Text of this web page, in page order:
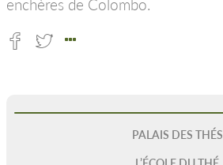
enchères de Colombo.
PALAIS DES THÉS